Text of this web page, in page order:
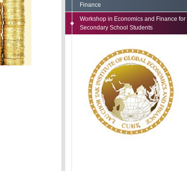
Finance
Workshop in Economics and Finance for
Secondary School Students